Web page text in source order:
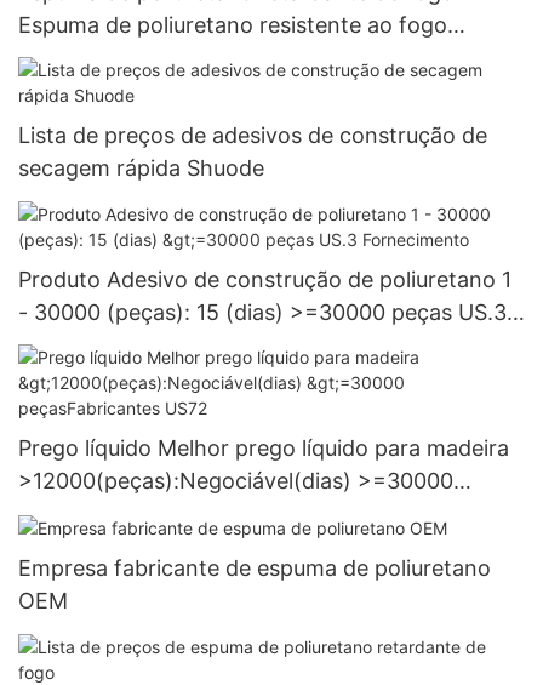
Espuma de poliuretano resistente ao fogo
>15000 (peças): negociável (dias) 6000-29999
peças EUA.0 Fornecimento
Lista de preços de adesivos de construção de
secagem rápida Shuode
Produto Adesivo de construção de poliuretano 1
- 30000 (peças): 15 (dias) >=30000 peças US.3
Fornecimento
Prego líquido Melhor prego líquido para madeira
>12000(peças):Negociável(dias) >=30000
peçasFabricantes US72
Empresa fabricante de espuma de poliuretano
OEM